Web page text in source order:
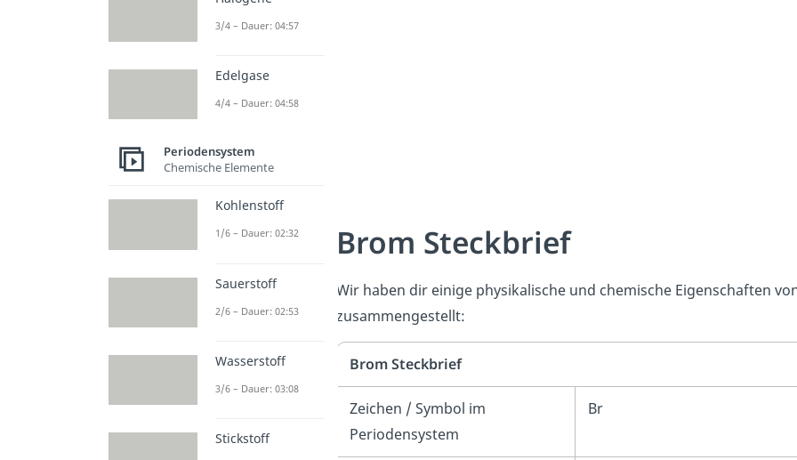
Brom Steckbrief
Wir haben dir einige physikalische und chemische Eigenschaften
zusammengestellt:
Brom Steckbrief
Zeichen / Symbol im
Periodensystem
Br
3/4 – Dauer: 04:57
Edelgase
4/4 – Dauer: 04:58
Periodensystem
Chemische Elemente
Kohlenstoff
1/6 – Dauer: 02:32
Sauerstoff
2/6 – Dauer: 02:53
Wasserstoff
3/6 – Dauer: 03:08
Stickstoff